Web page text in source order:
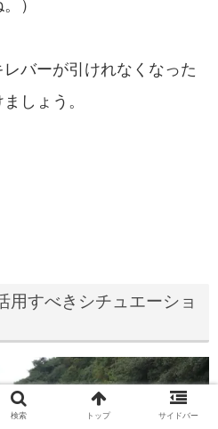
）
バーが引けれなくなった
しょう。
用すべきシチュエーショ
検索 トップ サイドバー